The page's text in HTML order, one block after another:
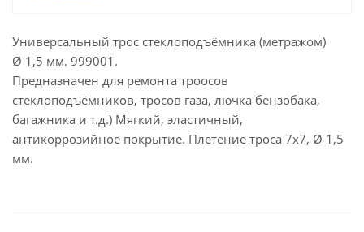
Универсальный трос стеклоподъёмника (метражом)
Ø 1,5 мм. 999001.
Предназначен для ремонта троосов
стеклоподъёмников, тросов газа, лючка бензобака,
багажника и т.д.) Мягкий, эластичный,
антикоррозийное покрытие. Плетение троса 7х7, Ø 1,5
мм.